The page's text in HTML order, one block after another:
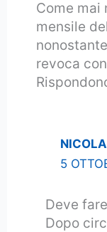
Come mai
mensile
revoca
5
Deve
Dopo